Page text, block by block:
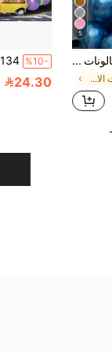
5
30/50/100 قطعة ، بالونات معدنية ذهبية و فضية مقاس 5 بوصة للحلقات البالونية أو القوس كديكور للزفاف والأعياد والحفلات ديكورات الحفلات البالونات الزفاف ديكور الزفاف
في مستلزمات الاحتفال بكأس العالم البالونات
%10-
24.30